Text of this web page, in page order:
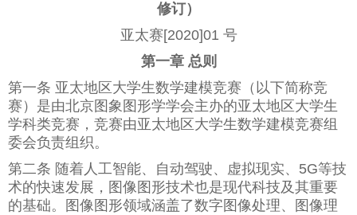
修订）
亚太赛[2020]01 号
第一章 总则
第一条 亚太地区大学生数学建模竞赛（以下简称竞
赛）是由北京图象图形学学会主办的亚太地区大学生
学科类竞赛，竞赛由亚太地区大学生数学建模竞赛组
委会负责组织。
第二条 随着人工智能、自动驾驶、虚拟现实、5G等技
术的快速发展，图像图形技术也是现代科技及其重要
的基础。图像图形领域涵盖了数字图像处理、图像理